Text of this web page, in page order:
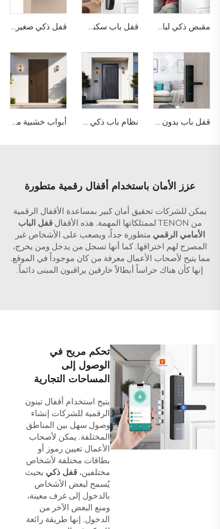
مقبض ذكي لباب Tuya بيومتري باستخدام بصمة الإصبع k1 Plus قفل باب سكني بتقنية التعرف على الوجه ثلاثي الأبعاد والبصمة Tenon A6 Pro قفل ذكي صغير للبصمة الحيوية للمكتب أو الشقة Tenon K1 plus
قفل باب بدون مفتاح عبر واي فاي مع مقبض للفنادق Tenon E15 نظام باب ذكي ML للتعرف على البصمة والوجه ثلاثي الأبعاد أبواب خشبية مهندسة عازلة للصوت وذكية للدخول M10
عزز الأمان باستخدام أقفال رقمية متطورة
يمكن للشركات تحقيق أمان كبير بمساعدة الأقفال الرقمية
من TENON لممتلكاتها المهمة. هذه الأقفال
قفل الباب
الأمامي الرقمي متطورة جداً، ويصعب على الأشخاص غير
المصرح لهم اختراقها. كما أنها تسجل من يدخل ومن يخرج،
مما يتيح لأصحاب الأعمال معرفة من كان موجوداً في الموقع.
إنها كأن هناك حراساً أبطالاً خارقين يراقبون المبنى دائماً.
تحكم مريح في
الوصول إلى
المساحات التجارية
يتيح استخدام أقفال تينون
الرقمية للشركات إنشاء
وصول سهل بين المناطق
المختلفة. يمكن لأصحاب
الأعمال تعيين رموز أو
بطاقات مختلفة لأشخاص
مختلفين، قفل ذكي بحيث
يُسمح لبعض الأشخاص
بالدخول إلى غرف معينة،
ومنع البعض الآخر من
الدخول. إنها طريقة رائعة